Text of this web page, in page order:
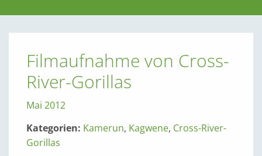
Filmaufnahme von Cross-
River-Gorillas
Mai 2012
Kategorien: Kamerun, Kagwene, Cross-River-
Gorillas